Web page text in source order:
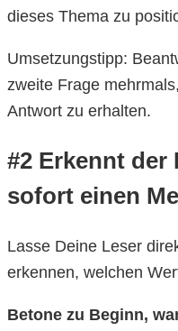
dieses Thema zu
Umsetzungstipp:
zweite Frage
Antwort zu erhalten.
#2 Erkennt der
sofort einen
Lasse Deine Leser
erkennen, welchen
Betone zu Beginn,